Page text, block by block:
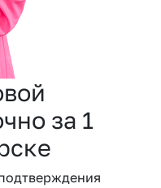
за 1